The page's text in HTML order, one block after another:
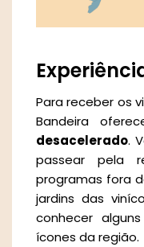
Para receber os
Bandeira
desacelerado.
passear pela
programas fora
jardins das
conhecer
ícones da região.